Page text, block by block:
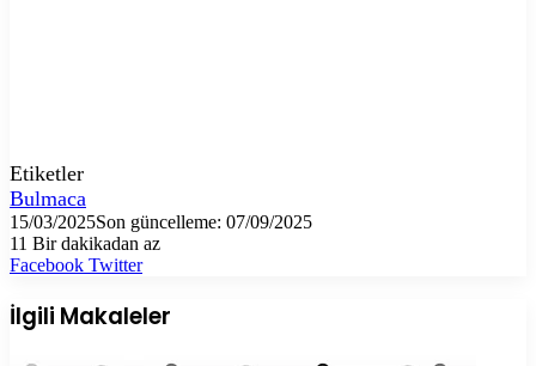
Etiketler
Bulmaca
15/03/2025Son güncelleme: 07/09/2025
11 Bir dakikadan az
Facebook TwitterLinkedIn
Tumblr
Pinterest
Reddit
VKontakte
E-
ile
paylaş
Yazdır
İlgili Makaleler